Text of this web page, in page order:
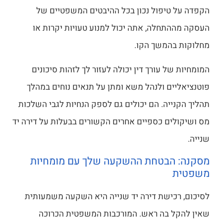
הקפדה על טיפול נכון בכל ההיבטים המשפטיים של
העסקה מההתחלה, אתה יכול למנוע טעויות יקרות או
מחלוקות בהמשך הקו.
המומחיות של עורך דין יכולה לעזור לך לזהות סיכונים
פוטנציאליים ולנהל משא ומתן על תנאים נוחים במהלך
תהליך הקנייה. הם יכולים גם לספק הנחיות לגבי השלכות
מס ושיקולים כספיים אחרים הקשורים בבעלות על דירה יד
שנייה.
מסקנה: הבטחת ההשקעה שלך עם מומחיות
משפטית
לסיכום, רכישת דירה יד שנייה היא השקעה משמעותית
שאין להקל בה ראש. המורכבות המשפטית הכרוכה